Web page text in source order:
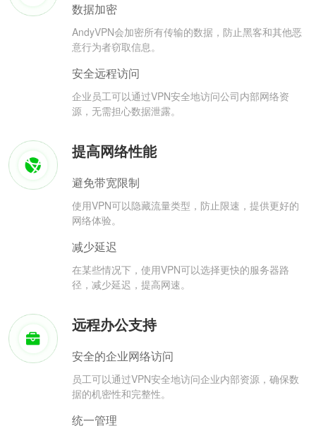
数据加密
AndyVPN会加密所有传输的数据，防止黑客和其他恶
意行为者窃取信息。
安全远程访问
企业员工可以通过VPN安全地访问公司内部网络资
源，无需担心数据泄露。
提高网络性能
避免带宽限制
使用VPN可以隐藏流量类型，防止限速，提供更好的
网络体验。
减少延迟
在某些情况下，使用VPN可以选择更快的服务器路
径，减少延迟，提高网速。
远程办公支持
安全的企业网络访问
员工可以通过VPN安全地访问企业内部资源，确保数
据的机密性和完整性。
统一管理